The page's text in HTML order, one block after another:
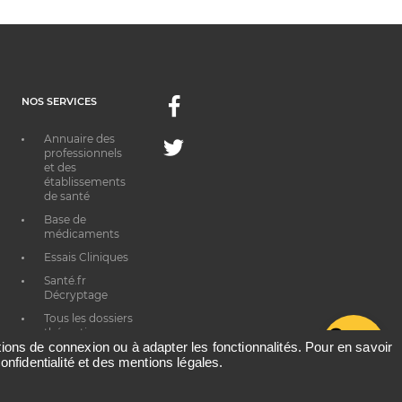
NOS SERVICES
Annuaire des
professionnels
et des
établissements
de santé
Base de
médicaments
Essais Cliniques
Santé.fr
Décryptage
Tous les dossiers
thématiques
Facebook
Twitter
de connexion ou à adapter les fonctionnalités. Pour en savoir
et des mentions légales.